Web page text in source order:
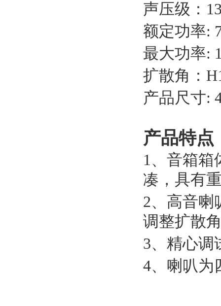
声压级：
额定功率:
最大功率:
扩散角：
产品尺寸:
产品特点
1、音箱箱
凑，具有
2、高音喇
调整扩散
3、精心调
4、喇叭为